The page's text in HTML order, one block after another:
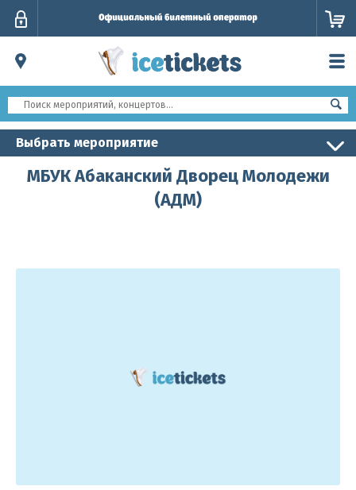
Выбрать мероприятие
МБУК Абаканский Дворец Молодежи
(АДМ)